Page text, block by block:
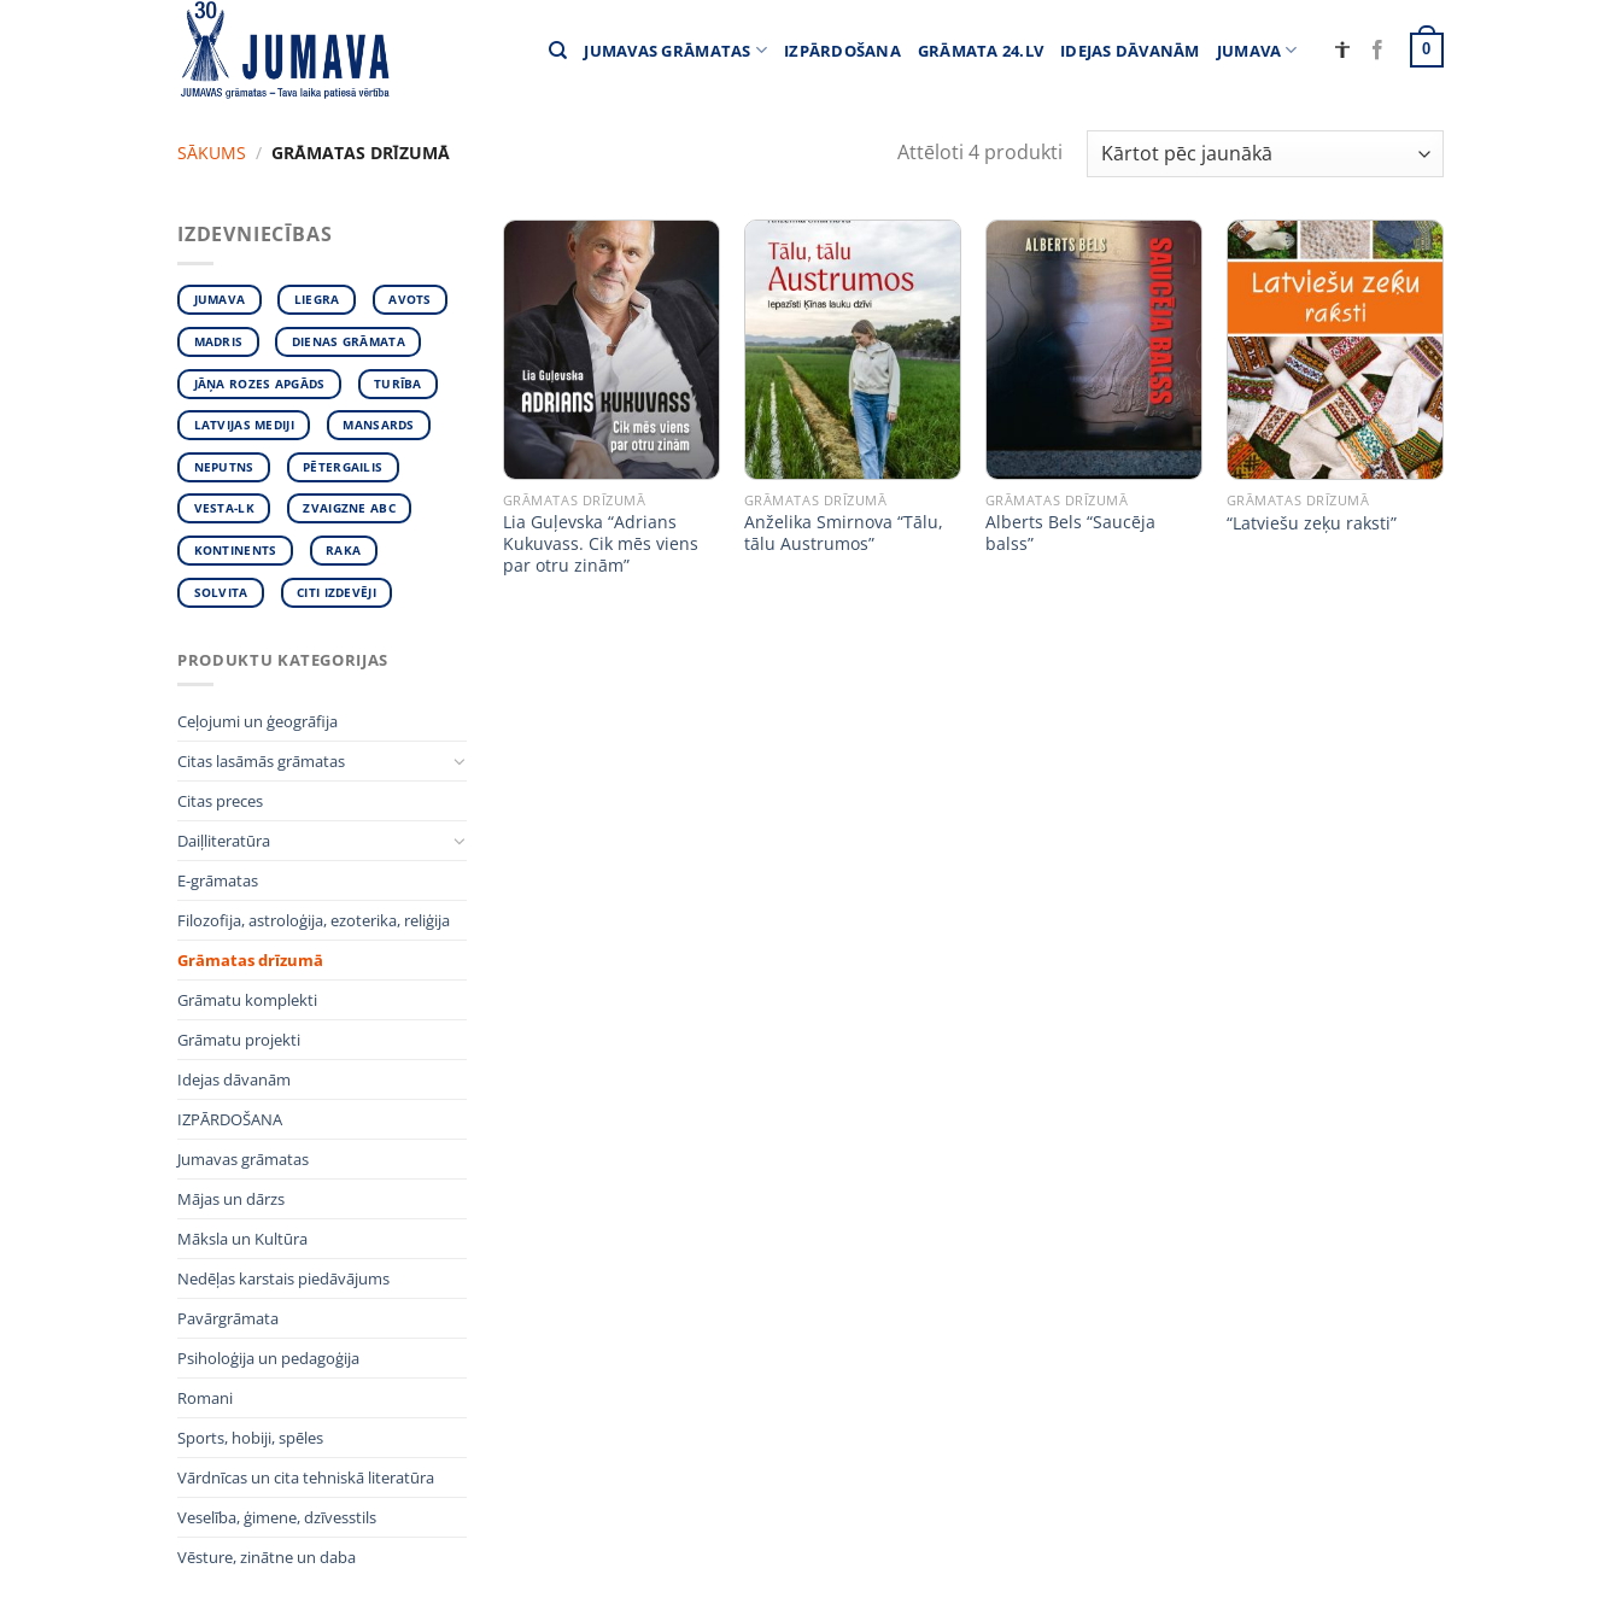
JUMAVAS GRĀMATAS IZPĀRDOŠANA GRĀMATA 24.LV IDEJAS DĀVANĀM JUMAVA 0
SĀKUMS / GRĀMATAS DRĪZUMĀ Attēloti 4 produkti
IZDEVNIECĪBAS
JUMAVA LIEGRA AVOTS
MADRIS DIENAS GRĀMATA
JĀŅA ROZES APGĀDS TURĪBA
LATVIJAS MEDIJI MANSARDS
NEPUTNS PĒTERGAILIS
VESTA-LK ZVAIGZNE ABC
KONTINENTS RAKA
SOLVITA CITI IZDEVĒJI
PRODUKTU KATEGORIJAS
Ceļojumi un ģeogrāfija
Citas lasāmās grāmatas
Citas preces
Daiļliteratūra
E-grāmatas
Filozofija, astroloģija, ezoterika, reliģija
Grāmatas drīzumā
Grāmatu komplekti
Grāmatu projekti
Idejas dāvanām
IZPĀRDOŠANA
Jumavas grāmatas
Mājas un dārzs
Māksla un Kultūra
Nedēļas karstais piedāvājums
Pavārgrāmata
Psiholoģija un pedagoģija
Romani
Sports, hobiji, spēles
Vārdnīcas un cita tehniskā literatūra
Veselība, ģimene, dzīvesstils
Vēsture, zinātne un daba
GRĀMATAS DRĪZUMĀ
Lia Guļevska “Adrians
Kukuvass. Cik mēs viens
par otru zinām”
GRĀMATAS DRĪZUMĀ
Anželika Smirnova “Tālu,
tālu Austrumos”
GRĀMATAS DRĪZUMĀ
Alberts Bels “Saucēja
balss”
GRĀMATAS DRĪZUMĀ
“Latviešu zeķu raksti”